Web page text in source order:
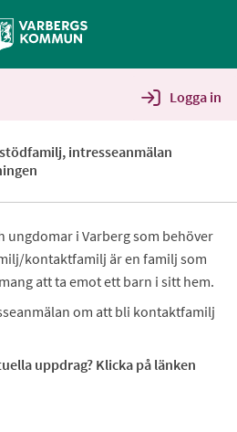
Logga in
intresseanmälan
ungdomar i Varberg som behöver
kontaktfamilj är en familj som
att ta emot ett barn i sitt hem.
om att bli kontaktfamilj
uppdrag? Klicka på länken